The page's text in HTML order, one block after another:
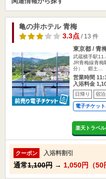
亀の井ホテル 青梅
3.3点/ 13 件
東京都 / 青
武蔵横手駅
JR青梅線青梅
分）、郷土…
営業時間
入浴料金
日帰り 宿泊
電子チケット
楽天トラベ
クーポン 入浴料割引
通常1,100円 → 1,050円（50